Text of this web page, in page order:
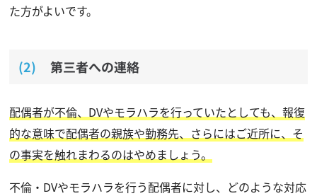
た方がよいです。
第三者への連絡
配偶者が不倫、DVやモラハラを行っていたとしても、報復
的な意味で配偶者の親族や勤務先、さらにはご近所に、そ
の事実を触れまわるのはやめましょう。
不倫・DVやモラハラを行う配偶者に対し、どのような対応